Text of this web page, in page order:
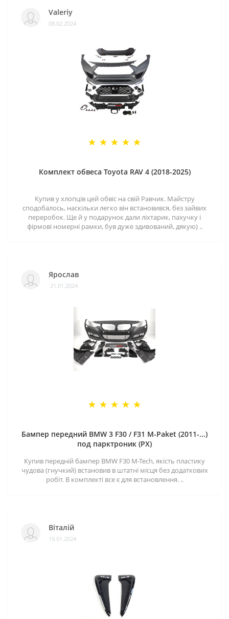
Valeriy
08.02.2024
Комплект обвеса Toyota RAV 4 (2018-2025)
Купив у хлопців цей обвіс на свій Равчик. Майстру
сподобалось, наскільки легко він встановився, без зайвих
переробок. Ще й у подарунок дали ліхтарик, пахучку і
фірмові номерні рамки, був дуже здивований, дякую) ..
Ярослав
21.01.2024
Бампер передний BMW 3 F30 / F31 M-Paket (2011-...)
под парктроник (PX)
Купив передній бампер BMW F30 M-Tech, якість пластику
чудова (гнучкий) встановив в штатні місця без додаткових
робіт. В комплекті все є для встановлення. ..
Віталій
19.01.2024